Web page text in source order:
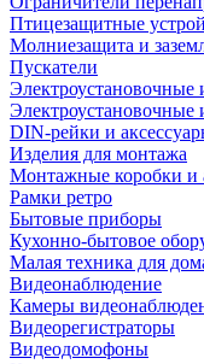
Птицезащитные
Молниезащита и
Пускатели
Электроустановочные
Электроустановочные
DIN-рейки и
Изделия для монтажа
Монтажные коробки и
Рамки ретро
Бытовые приборы
Кухонно-бытовое
Малая техника для
Видеонаблюдение
Камеры
Видеорегистраторы
Видеодомофоны